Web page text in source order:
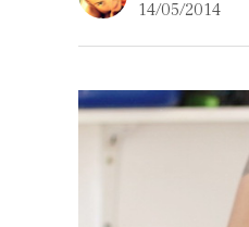
14/05/2014